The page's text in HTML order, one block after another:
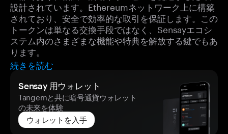
設計されています。Ethereumネットワーク上に構築
されており、安全で効率的な取引を保証します。この
トークンは単なる交換手段ではなく、Sensayエコシ
ステム内のさまざまな機能や特典を解放する鍵でもあ
ります。
続きを読む
Sensay 用ウォレット
Tangemと共に暗号通貨ウォレット
の未来を体験
ウォレットを入手